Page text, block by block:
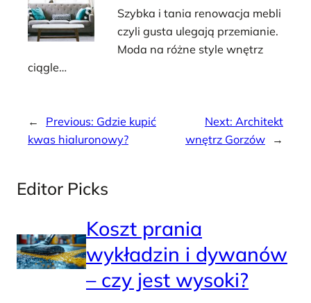
Szybka i tania renowacja mebli
czyli gusta ulegają przemianie.
Moda na różne style wnętrz
ciągle…
← Previous: Gdzie kupić
kwas hialuronowy?
Next: Architekt
wnętrz Gorzów
→
Editor Picks
Koszt prania
wykładzin i dywanów
– czy jest wysoki?